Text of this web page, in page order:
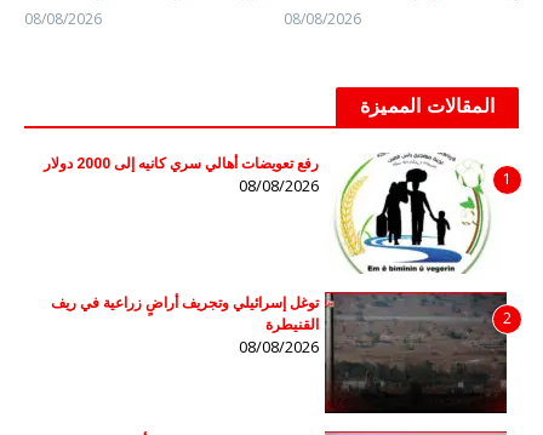
08/08/2026
08/08/2026
المقالات المميزة
1
رفع تعويضات أهالي سري كانيه إلى 2000 دولار
08/08/2026
2
توغل إسرائيلي وتجريف أراضٍ زراعية في ريف
القنيطرة
08/08/2026